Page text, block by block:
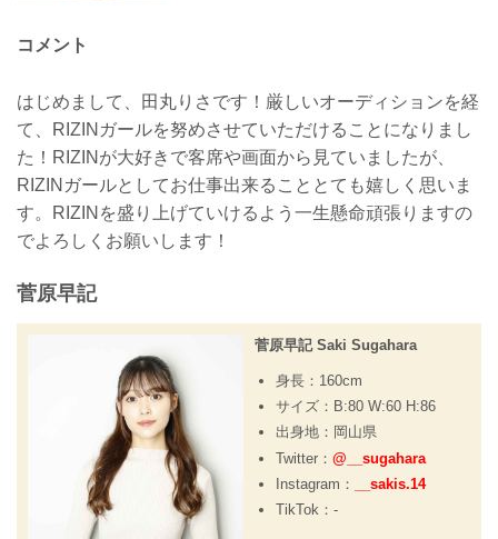
コメント
はじめまして、田丸りさです！厳しいオーディションを経
て、RIZINガールを努めさせていただけることになりまし
た！RIZINが大好きで客席や画面から見ていましたが、
RIZINガールとしてお仕事出来ることとても嬉しく思いま
す。RIZINを盛り上げていけるよう一生懸命頑張りますの
でよろしくお願いします！
菅原早記
菅原早記 Saki Sugahara
身長：160cm
サイズ：B:80 W:60 H:86
出身地：岡山県
Twitter： @__sugahara
Instagram：
__sakis.14
TikTok：-